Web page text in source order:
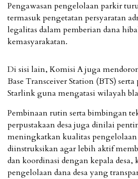
Pengawasan pengelolaan parkir
termasuk pengetatan persyaratan
legalitas dalam pemberian dana
kemasyarakatan.
Di sisi lain, Komisi A juga
Base Transceiver Station (BTS)
Starlink guna mengatasi wilayah
Pembinaan rutin serta bimbingan
perpustakaan desa juga dinilai
meningkatkan kualitas
diinstruksikan agar lebih aktif
dan koordinasi dengan kepala desa,
pengelolaan dana desa yang